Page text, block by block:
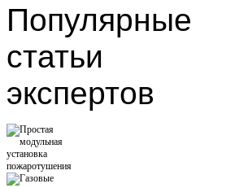
Популярные
статьи
экспертов